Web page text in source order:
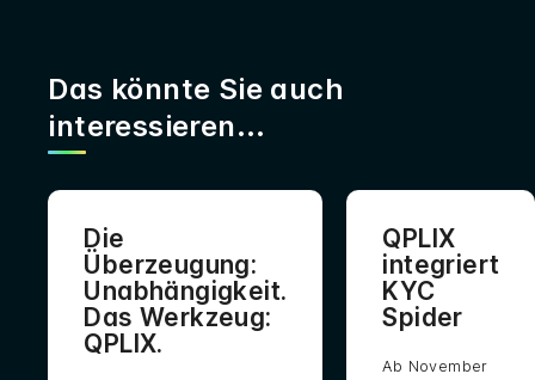
Das könnte Sie auch
interessieren...
Die
Überzeugung:
Unabhängigkeit.
Das Werkzeug:
QPLIX.
QPLIX
integriert
KYC
Spider
Ab November